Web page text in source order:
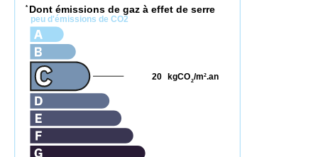
* Dont émissions de gaz à effet de serre
peu d'émissions de CO2
kgCO2/m2.an
20